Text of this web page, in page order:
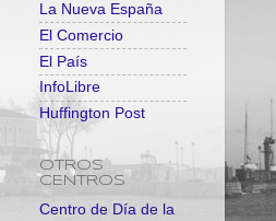
La Nueva España
El Comercio
El País
InfoLibre
Huffington Post
OTROS
CENTROS
Centro de Día de la